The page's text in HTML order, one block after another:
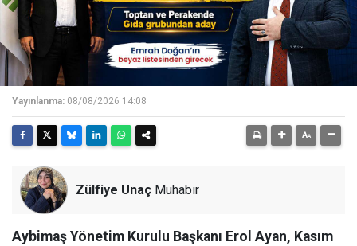
Yayınlanma: 08/08/2026 14:08
Zülfiye Unaç Muhabir
Aybimaş Yönetim Kurulu Başkanı Erol Ayan, Kasım